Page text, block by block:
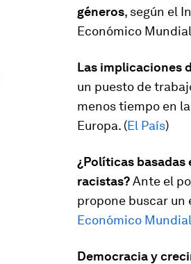
géneros, según el
Económico
Las implicaciones
un puesto de
menos tiempo en
Europa. (El País)
¿Políticas
racistas?Ante el
propone buscar
Económico Mundial
Democracia y